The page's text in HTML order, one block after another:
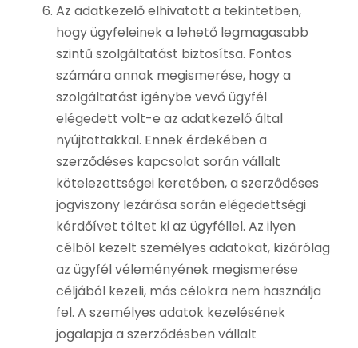
Az adatkezelő elhivatott a tekintetben,
hogy ügyfeleinek a lehető legmagasabb
szintű szolgáltatást biztosítsa. Fontos
számára annak megismerése, hogy a
szolgáltatást igénybe vevő ügyfél
elégedett volt-e az adatkezelő által
nyújtottakkal. Ennek érdekében a
szerződéses kapcsolat során vállalt
kötelezettségei keretében, a szerződéses
jogviszony lezárása során elégedettségi
kérdőívet töltet ki az ügyféllel. Az ilyen
célból kezelt személyes adatokat, kizárólag
az ügyfél véleményének megismerése
céljából kezeli, más célokra nem használja
fel. A személyes adatok kezelésének
jogalapja a szerződésben vállalt